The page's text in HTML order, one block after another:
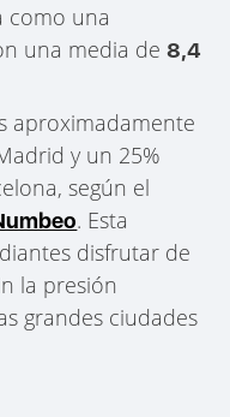
como una
una media de8,4
aproximadamente
y un 25%
según el
. Esta
disfrutar de
la presión
grandes ciudades